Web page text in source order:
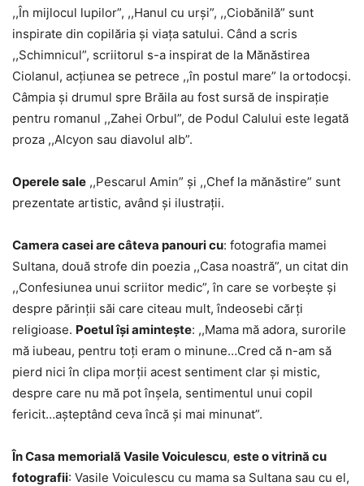
,,În mijlocul lupilor”, ,,Hanul cu urşi”, ,,Ciobănilă” sunt
inspirate din copilăria şi viaţa satului. Când a scris
,,Schimnicul”, scriitorul s-a inspirat de la Mănăstirea
Ciolanul, acţiunea se petrece ,,în postul mare” la ortodocşi.
Câmpia şi drumul spre Brăila au fost sursă de inspiraţie
pentru romanul ,,Zahei Orbul”, de Podul Calului este legată
proza ,,Alcyon sau diavolul alb”.
Operele sale ,,Pescarul Amin” şi ,,Chef la mănăstire” sunt
prezentate artistic, având şi ilustraţii.
Camera casei are câteva panouri cu: fotografia mamei
Sultana, două strofe din poezia ,,Casa noastră”, un citat din
,,Confesiunea unui scriitor medic”, în care se vorbeşte şi
despre părinţii săi care citeau mult, îndeosebi cărţi
religioase. Poetul îşi aminteşte: ,,Mama mă adora, surorile
mă iubeau, pentru toţi eram o minune…Cred că n-am să
pierd nici în clipa morţii acest sentiment clar şi mistic,
despre care nu mă pot înşela, sentimentul unui copil
fericit…aşteptând ceva încă şi mai minunat”.
În Casa memorială Vasile Voiculescu, este o vitrină cu
fotografii: Vasile Voiculescu cu mama sa Sultana sau cu el,